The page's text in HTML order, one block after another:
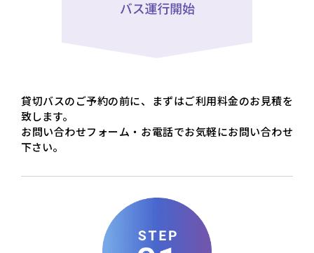
貸切バスのご予約の前に、まずはご利用料金のお見積を
致します。
お問い合わせフォーム・お電話でお気軽にお問い合わせ
下さい。